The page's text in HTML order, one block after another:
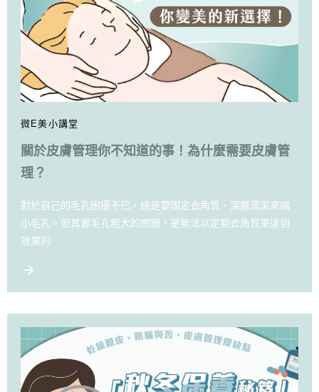
微E美小講堂
關於皮膚管理你不知道的事！為什麼需要皮膚管
理？
對於自己的毛孔困擾不已，總是要固定去角質、深層清潔來縮
小毛孔。但其實毛孔粗大的問題，是無法以定期去角質來達到
效果的